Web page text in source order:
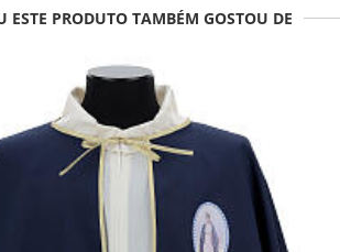
ESTE PRODUTO TAMBÉM GOSTOU DE